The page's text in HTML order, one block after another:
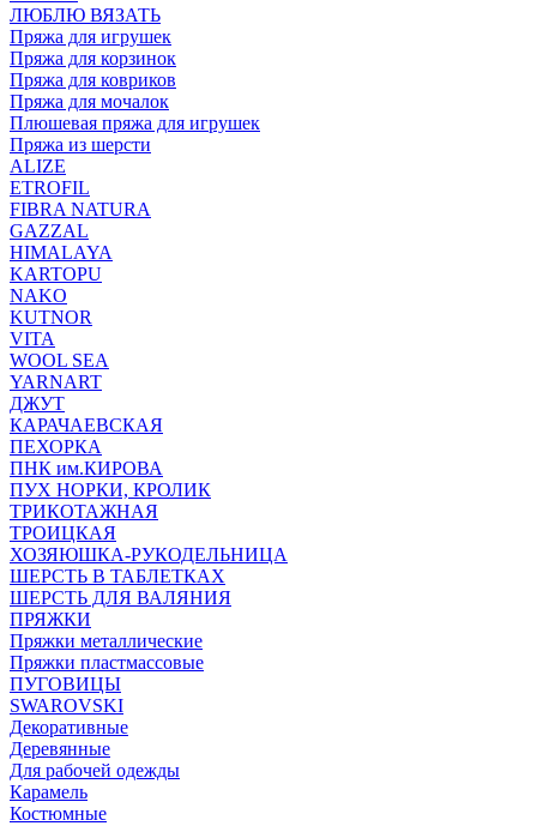
ЛЮБЛЮ ВЯЗАТЬ
Пряжа для игрушек
Пряжа для корзинок
Пряжа для ковриков
Пряжа для мочалок
Плюшевая пряжа для игрушек
Пряжа из шерсти
ALIZE
ETROFIL
FIBRA NATURA
GAZZAL
HIMALAYA
KARTOPU
NAKO
KUTNOR
VITA
WOOL SEA
YARNART
ДЖУТ
КАРАЧАЕВСКАЯ
ПЕХОРКА
ПНК им.КИРОВА
ПУХ НОРКИ, КРОЛИК
ТРИКОТАЖНАЯ
ТРОИЦКАЯ
ХОЗЯЮШКА-РУКОДЕЛЬНИЦА
ШЕРСТЬ В ТАБЛЕТКАХ
ШЕРСТЬ ДЛЯ ВАЛЯНИЯ
ПРЯЖКИ
Пряжки металлические
Пряжки пластмассовые
ПУГОВИЦЫ
SWAROVSKI
Декоративные
Деревянные
Для рабочей одежды
Карамель
Костюмные